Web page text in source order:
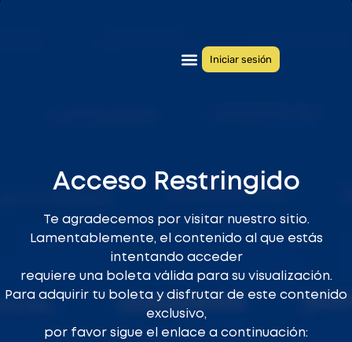
Iniciar sesión
Acceso Restringido
Te agradecemos por visitar nuestro sitio.
Lamentablemente, el contenido al que estás
intentando acceder
requiere una boleta válida para su visualización.
Para adquirir tu boleta y disfrutar de este contenido
exclusivo,
por favor sigue el enlace a continuación: